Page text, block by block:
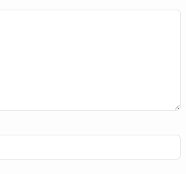
IMG_1865